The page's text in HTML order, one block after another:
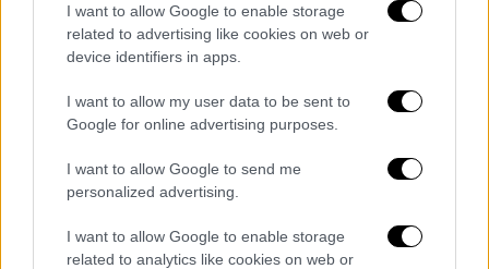
I want to allow Google to enable storage
related to advertising like cookies on web or
device identifiers in apps.
I want to allow my user data to be sent to
Google for online advertising purposes.
I want to allow Google to send me
personalized advertising.
I want to allow Google to enable storage
related to analytics like cookies on web or